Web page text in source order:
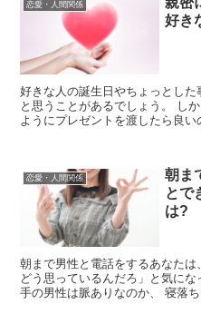
恋愛・人間関係
好き
好きな人の誕生日やちょっとした事のお礼に プレ
と思うことがあるでしょう。 しかし、付き合っていない相手に どの
ようにプレゼントを渡したら良いのか？ と悩まれている
恋愛・人間関係
朝ま
とで
は?
朝まで男性と電話をするあなたは、 「付き合ってないのに私の
どう思っているんだろ」と気になったでし
手の男性は脈ありなのか、 寝落ち電話は好きな相手とできるのか、